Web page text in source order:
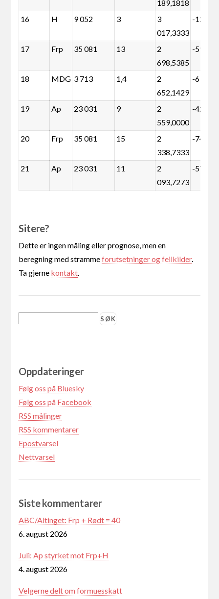
189,1818
16
H 9 052 3
3
017,3333
-12 874
17 Frp 35 081 13
2
698,5385
-59 931
18 MDG 3 713 1,4
2
652,1429
-6 519
19 Ap 23 031 9
2
559,0000
-42 747
20 Frp 35 081 15
2
338,7333
-74 548
21 Ap 23 031 11
2
093,7273
-57 364
Sitere?
Dette er ingen måling eller prognose, men en
beregning med strammeforutsetninger og feilkilder.
Ta gjerne kontakt.
Oppdateringer
Følg oss på Bluesky
Følg oss på Facebook
RSS målinger
RSS kommentarer
Epostvarsel
Nettvarsel
Siste kommentarer
ABC/Altinget: Frp + Rødt = 40
6. august 2026
Juli: Ap styrket mot Frp+H
4. august 2026
Velgerne delt om formuesskatt